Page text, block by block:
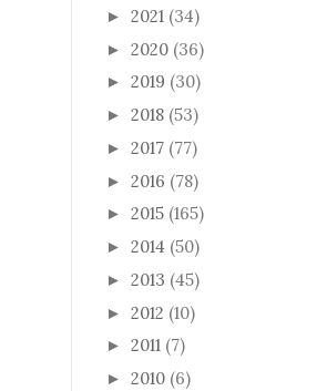
► 2021 (34)
► 2020 (36)
► 2019 (30)
► 2018 (53)
► 2017 (77)
► 2016 (78)
► 2015 (165)
► 2014 (50)
► 2013 (45)
► 2012 (10)
► 2011 (7)
► 2010 (6)